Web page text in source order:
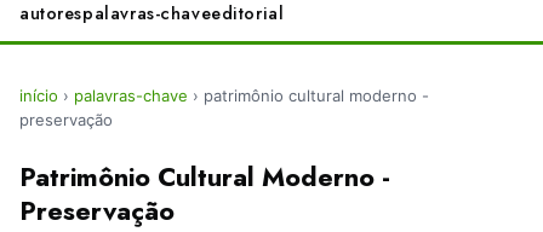
autorespalavras-chaveeditorial
início › palavras-chave › patrimônio cultural moderno -
preservação
Patrimônio Cultural Moderno -
Preservação